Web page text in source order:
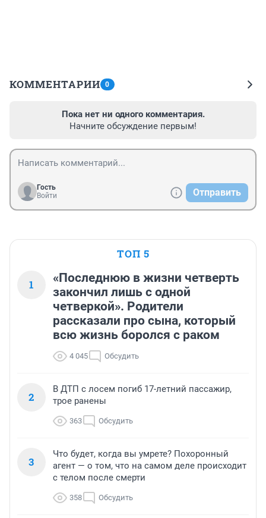
КОММЕНТАРИИ 0
Пока нет ни одного комментария.
Начните обсуждение первым!
Гость
Войти
Отправить
ТОП 5
1
«Последнюю в жизни четверть
закончил лишь с одной
четверкой». Родители
рассказали про сына, который
всю жизнь боролся с раком
4 045 Обсудить
2
В ДТП с лосем погиб 17-летний пассажир,
трое ранены
363 Обсудить
3
Что будет, когда вы умрете? Похоронный
агент — о том, что на самом деле происходит
с телом после смерти
358 Обсудить